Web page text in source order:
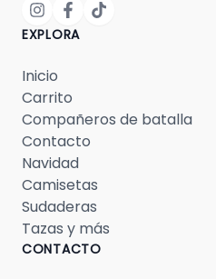
EXPLORA
Inicio
Carrito
Compañeros de batalla
Contacto
Navidad
Camisetas
Sudaderas
Tazas y más
CONTACTO